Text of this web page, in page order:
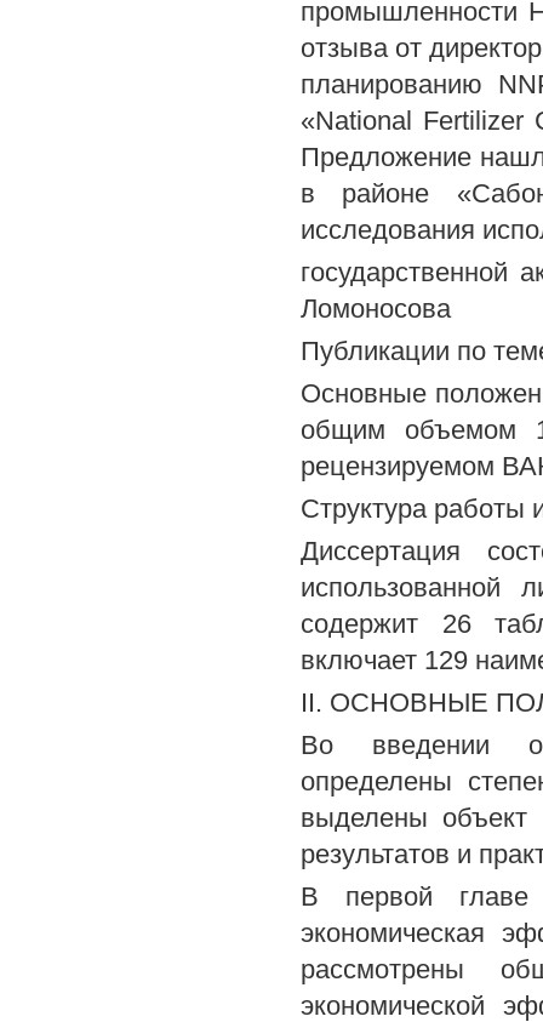
промышленности
отзыва от
планированию
«National Fertilizer
Предложение
в районе
исследования
государственной
Ломоносова
Публикации по
Основные
общим объемом
рецензируемом
Структура работы
Диссертация
использованной
содержит 26
включает 129
II. ОСНОВНЫЕ
Во введении
определены
выделены объект
результатов и
В первой главе
экономическая
рассмотрены
экономической